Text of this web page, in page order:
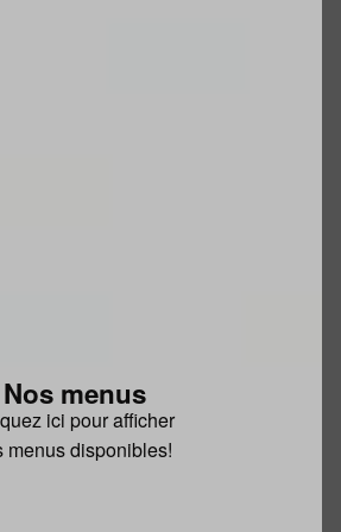
Nos menus
ici pour afficher
menus disponibles!